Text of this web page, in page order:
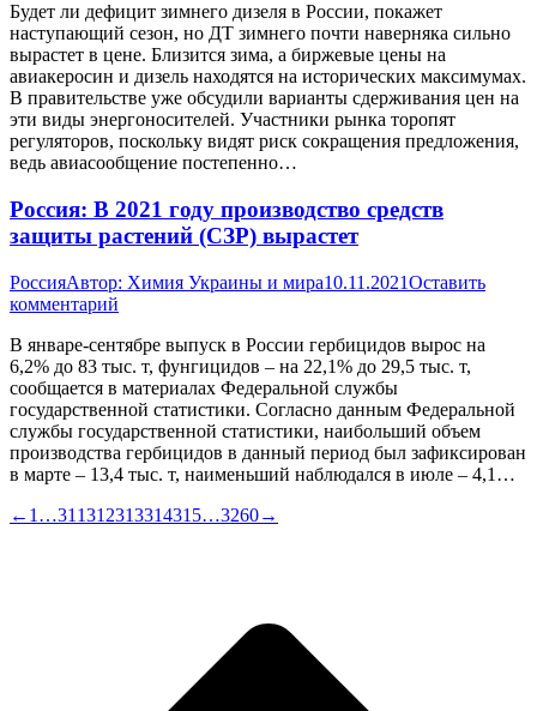
Будет ли дефицит зимнего дизеля в России, покажет
наступающий сезон, но ДТ зимнего почти наверняка сильно
вырастет в цене. Близится зима, а биржевые цены на
авиакеросин и дизель находятся на исторических максимумах.
В правительстве уже обсудили варианты сдерживания цен на
эти виды энергоносителей. Участники рынка торопят
регуляторов, поскольку видят риск сокращения предложения,
ведь авиасообщение постепенно…
Россия: В 2021 году производство средств
защиты растений (СЗР) вырастет
РоссияАвтор: Химия Украины и мира10.11.2021Оставить
комментарий
В январе-сентябре выпуск в России гербицидов вырос на
6,2% до 83 тыс. т, фунгицидов – на 22,1% до 29,5 тыс. т,
сообщается в материалах Федеральной службы
государственной статистики. Согласно данным Федеральной
службы государственной статистики, наибольший объем
производства гербицидов в данный период был зафиксирован
в марте – 13,4 тыс. т, наименьший наблюдался в июле – 4,1…
← 1 …311312313314315…3260→